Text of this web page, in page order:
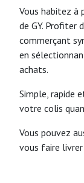
Vous habitez à
de GY. Profiter
commerçant
en
achats.
Simple, rapide
votre colis
Vous pouvez
vous faire